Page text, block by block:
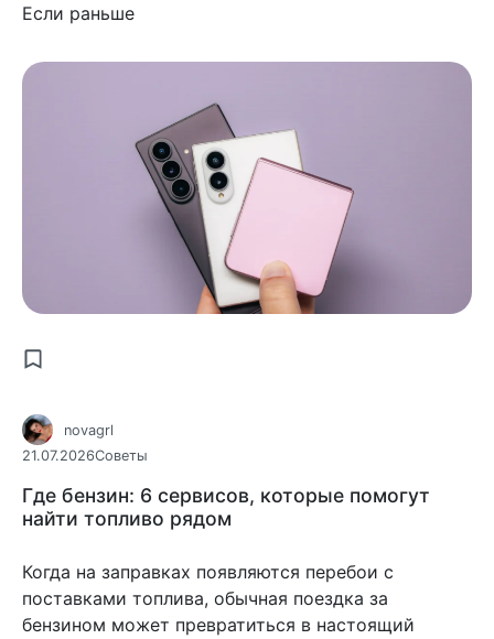
Если раньше
novagrl
21.07.2026Советы
Где бензин: 6 сервисов, которые помогут
найти топливо рядом
Когда на заправках появляются перебои с
поставками топлива, обычная поездка за
бензином может превратиться в настоящий